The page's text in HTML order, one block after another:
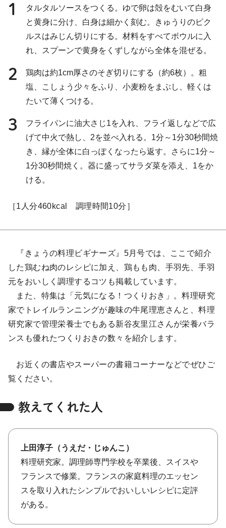
1
タルタルソースをつくる。ゆで卵は殻をむいて白身
と黄身に分け、白身は細かく刻む。きゅうりのピク
ルスはみじん切りにする。材料をすべてボウルに入
れ、スプーンで黄身をくずしながら全体を混ぜる。
2
鶏肉は約1cm厚さのそぎ切りにする（約6枚）。粗
塩、こしょう少々をふり、小麦粉をまぶし、軽くは
たいて薄くつける。
3
フライパンに油大さじ1を入れ、フライ返しなどで広
げて中火で熱し、2を並べ入れる。1分～1分30秒間焼
き、縁が全体に白っぽくなったら返す。さらに1分～
1分30秒間焼く。器に盛ってサラダ菜を添え、1をか
ける。
［1人分460kcal 調理時間10分］
『きょうの料理ビギナーズ』5月号では、ここで紹介
した鶏むね肉のレシピに加え、鶏もも肉、手羽先、手羽
元をおいしく調理するコツも掲載しています。
また、特集は「元気になる！つくりおき」。料理研究
家でトレイルランニングが趣味の牛尾理恵さんと、料理
研究家で管理栄養士でもある新谷友里江さんが栄養バラ
ンスも優れたつくりおきの数々を紹介します。
お近くの書店やスーパーの書籍コーナーなどでぜひご
覧ください。
教えてくれた人
上田淳子（うえだ・じゅんこ）
料理研究家。調理師専門学校を卒業後、スイスや
フランスで修業。フランスの家庭料理のエッセン
スを取り入れたシンプルでおいしいレシピに定評
がある。